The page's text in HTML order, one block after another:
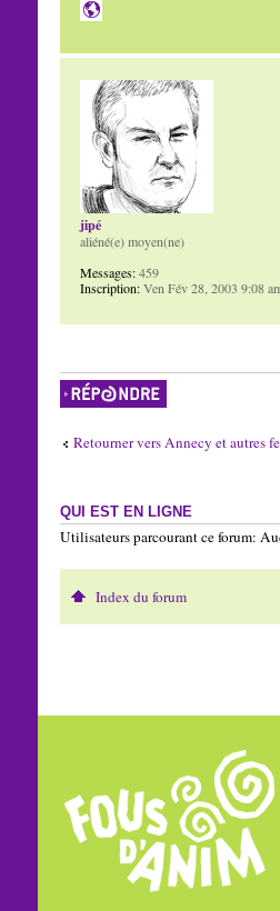
jipé
aliéné(e) moyen(ne)
Messages:459
Inscription:Ven Fév 28, 2003 9:08
Répondre
Retourner vers Annecy et autres
QUI EST EN LIGNE
Utilisateurs parcourant ce forum:
Index du forum